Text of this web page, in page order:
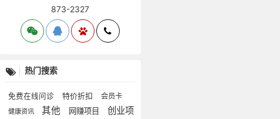
873-2327
热门搜索
免费在线问诊 特价折扣 会员卡
健康资讯 其他 网赚项目
创业项